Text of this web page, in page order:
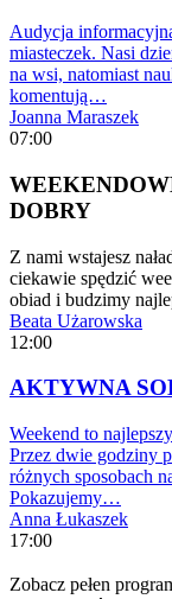
Audycja
miasteczek. Nasi
na wsi, natomiast
komentują…
Joanna Maraszek
07:00
DOBRY
Z nami wstajesz
ciekawie spędzić
obiad i budzimy
Beata Użarowska
12:00
AKTYWNA
Weekend to
Przez dwie godziny
różnych sposobach
Pokazujemy…
Anna Łukaszek
17:00
Zobacz pełen